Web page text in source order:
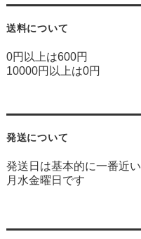
送料について
0円以上は600円
10000円以上は0円
発送について
発送日は基本的に一番近い
月水金曜日です